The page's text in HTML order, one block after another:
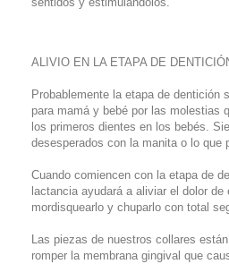
ALIVIO EN LA ETAPA DE
Probablemente la etapa de dentición
para mamá y bebé por las molestias
los primeros dientes en los bebés.
desesperados con la manita o lo que
Cuando comiencen con la etapa de
lactancia ayudará a aliviar el dolor
mordisquearlo y chuparlo con total
Las piezas de nuestros collares
romper la membrana gingival que